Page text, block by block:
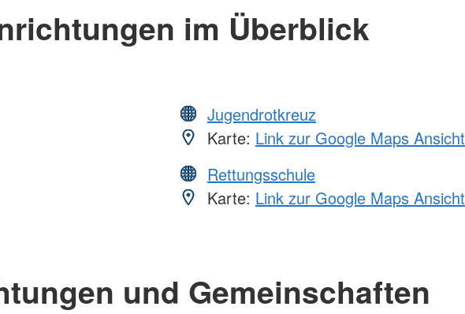
im Überblick
Jugendrotkreuz
Karte: Link zur Google Maps Ansicht
Rettungsschule
Karte: Link zur Google Maps Ansicht
und Gemeinschaften